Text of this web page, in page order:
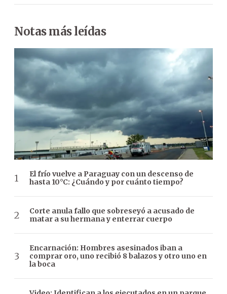
Notas más leídas
El frío vuelve a Paraguay con un descenso de
hasta 10°C: ¿Cuándo y por cuánto tiempo?
Corte anula fallo que sobreseyó a acusado de
matar a su hermana y enterrar cuerpo
Encarnación: Hombres asesinados iban a
comprar oro, uno recibió 8 balazos y otro uno en
la boca